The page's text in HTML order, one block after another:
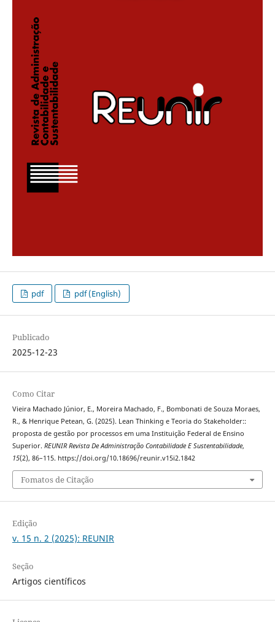
pdf pdf (English)
Publicado
2025-12-23
Como Citar
Vieira Machado Júnior, E., Moreira Machado, F., Bombonati de Souza Moraes,
R., & Henrique Petean, G. (2025). Lean Thinking e Teoria do Stakeholder::
proposta de gestão por processos em uma Instituição Federal de Ensino
Superior. REUNIR Revista De Administração Contabilidade E Sustentabilidade,
15(2), 86–115. https://doi.org/10.18696/reunir.v15i2.1842
Fomatos de Citação
Edição
v. 15 n. 2 (2025): REUNIR
Seção
Artigos científicos